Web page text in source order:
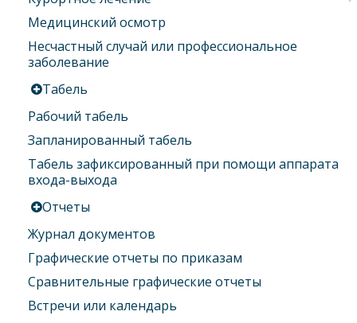
Медицинский осмотр
Несчастный случай или профессиональное
заболевание
Табель
Рабочий табель
Запланированный табель
Табель зафиксированный при помощи аппарата
входа-выхода
Отчеты
Журнал документов
Графические отчеты по приказам
Сравнительные графические отчеты
Встречи или календарь